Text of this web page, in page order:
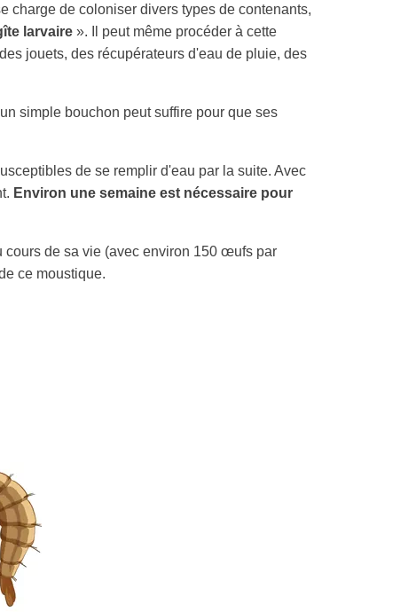
charge de coloniser divers types de contenants,
larvaire ». Il peut même procéder à cette
jouets, des récupérateurs d'eau de pluie, des
simple bouchon peut suffire pour que ses
de se remplir d'eau par la suite. Avec
Environ une semaine est nécessaire pour
cours de sa vie (avec environ 150 œufs par
ce moustique.